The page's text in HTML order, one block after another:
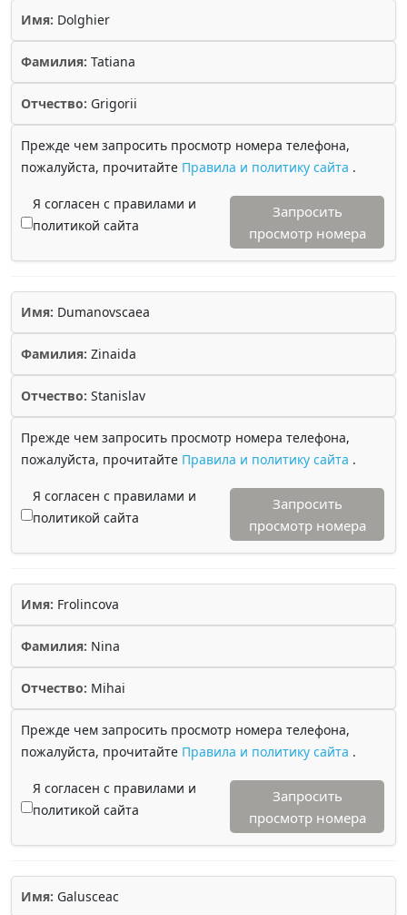
Имя: Dolghier
Фамилия: Tatiana
Отчество: Grigorii
Прежде чем запросить просмотр номера телефона,
пожалуйста, прочитайте Правила и политику сайта .
Я согласен с правилами и
политикой сайта
Запросить
просмотр номера
Имя: Dumanovscaea
Фамилия: Zinaida
Отчество: Stanislav
Прежде чем запросить просмотр номера телефона,
пожалуйста, прочитайте Правила и политику сайта .
Я согласен с правилами и
политикой сайта
Запросить
просмотр номера
Имя: Frolincova
Фамилия: Nina
Отчество: Mihai
Прежде чем запросить просмотр номера телефона,
пожалуйста, прочитайте Правила и политику сайта .
Я согласен с правилами и
политикой сайта
Запросить
просмотр номера
Имя: Galusceac